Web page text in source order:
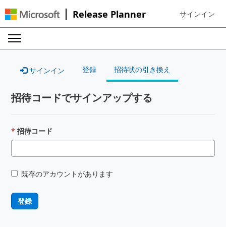
Release Planner Sign in to
サインイン
サインイン 登録 招待状の引き換え
招待コードでサインアップする
招待コード
既存のアカウントがあります
登録